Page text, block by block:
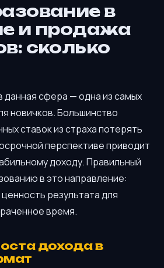
в
и продажа
сколько
сфера — одна из самых
новичков. Большинство
ставок из страха потерять
перспективе приводит
доходу. Правильный
в это направление:
результата для
время.
дохода в